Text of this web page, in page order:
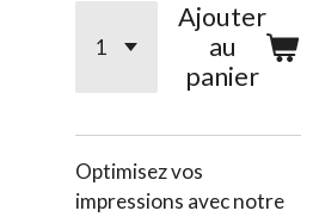
Ajouter
au
panier
Optimisez vos
impressions avec notre